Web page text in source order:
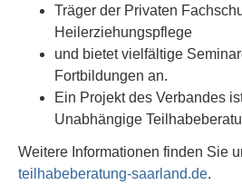
Träger der Privaten
Heilerziehungspflege
und bietet vielfältige
Fortbildungen an.
Ein Projekt des Verbandes
Unabhängige
Weitere Informationen finden Sie
teilhabeberatung-saarland.de.